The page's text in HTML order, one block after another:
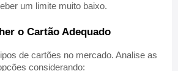
um limite muito baixo.
o Cartão Adequado
de cartões no mercado. Analise as
considerando: